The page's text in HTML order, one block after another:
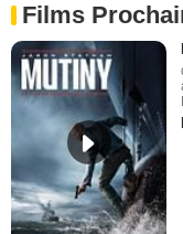
Films